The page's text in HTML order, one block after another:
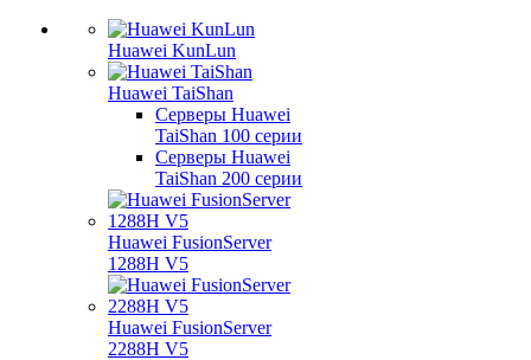
Huawei KunLun
Huawei TaiShan
Серверы Huawei
TaiShan 100 серии
Серверы Huawei
TaiShan 200 серии
Huawei FusionServer
1288H V5
Huawei FusionServer
2288H V5